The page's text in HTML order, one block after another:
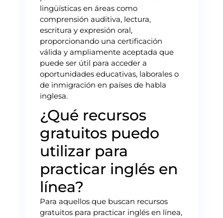
lingüísticas en áreas como
comprensión auditiva, lectura,
escritura y expresión oral,
proporcionando una certificación
válida y ampliamente aceptada que
puede ser útil para acceder a
oportunidades educativas, laborales o
de inmigración en países de habla
inglesa.
¿Qué recursos
gratuitos puedo
utilizar para
practicar inglés en
línea?
Para aquellos que buscan recursos
gratuitos para practicar inglés en línea,